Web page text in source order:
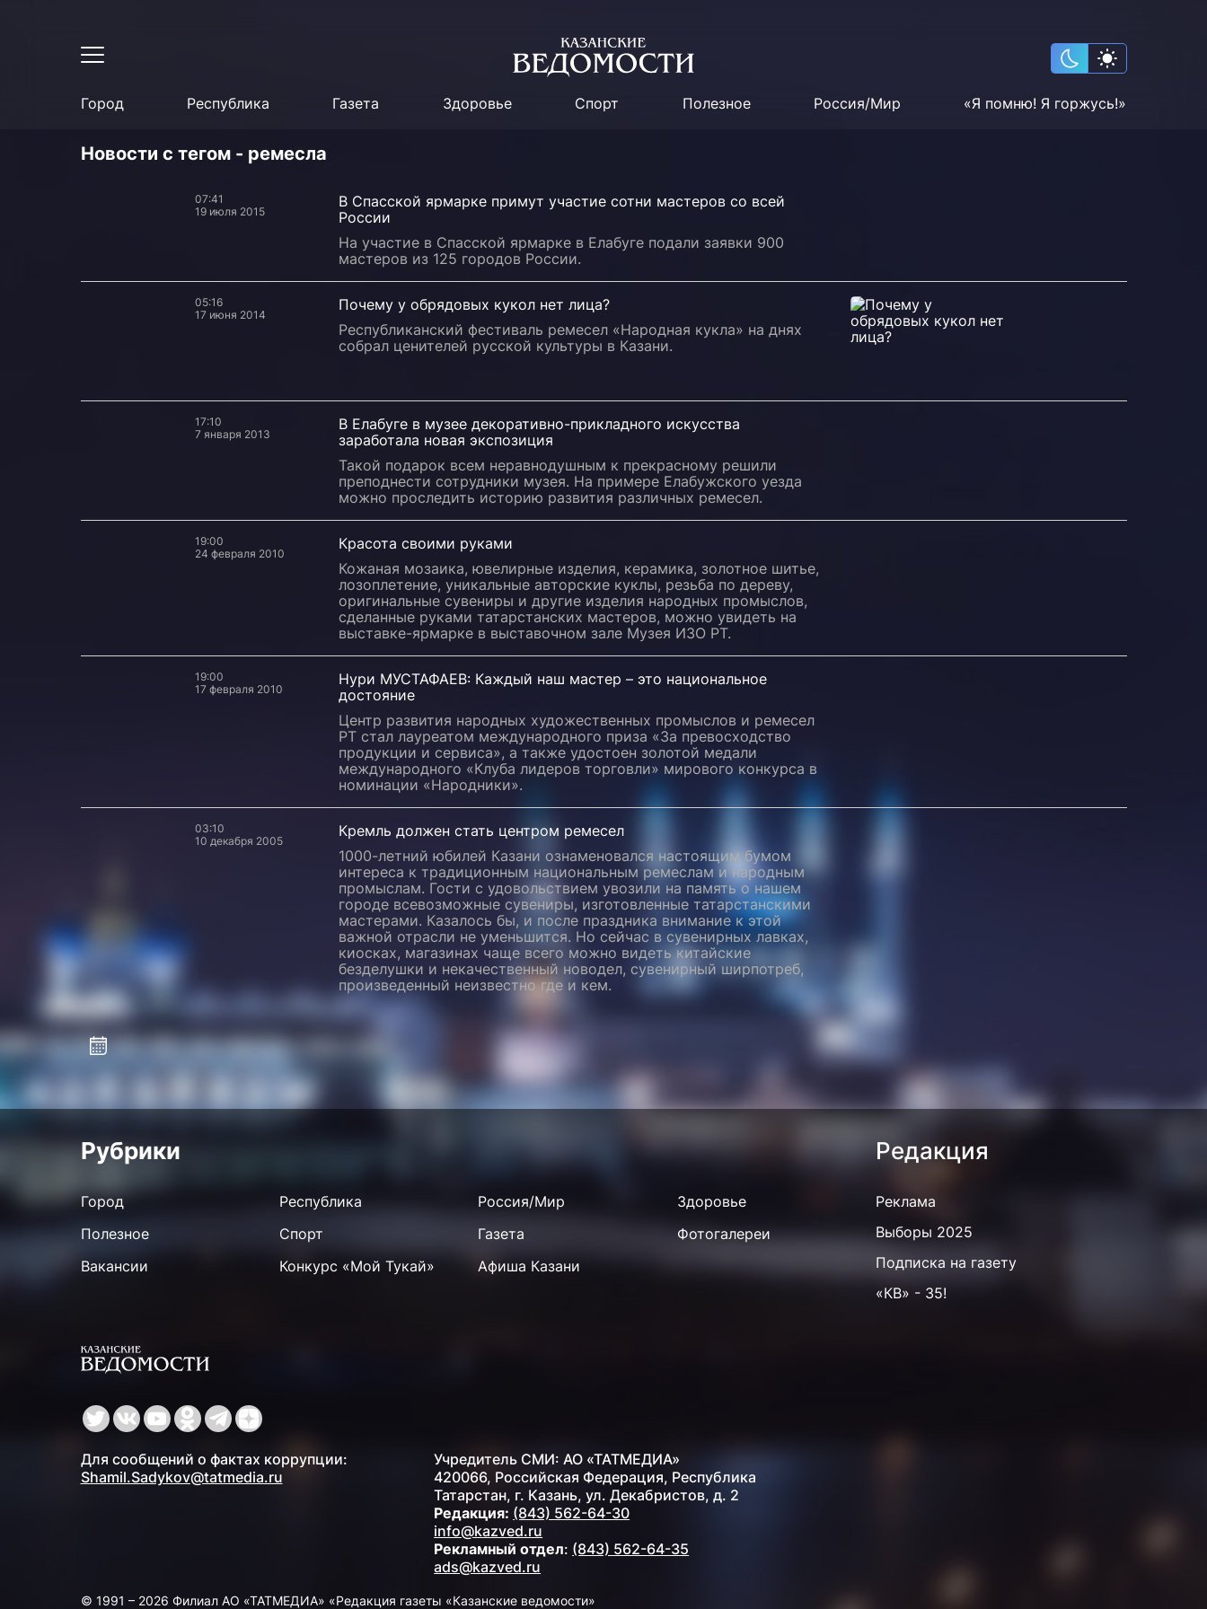
Город Республика Газета Здоровье Спорт Полезное Россия/Мир «Я помню! Я горжусь!»
Новости с тегом - ремесла
07:41
19 июля 2015
В Спасской ярмарке примут участие сотни мастеров со всей
России
На участие в Спасской ярмарке в Елабуге подали заявки 900
мастеров из 125 городов России.
05:16
17 июня 2014
Почему у обрядовых кукол нет лица?
Республиканский фестиваль ремесел «Народная кукла» на днях
собрал ценителей русской культуры в Казани.
17:10
7 января 2013
В Елабуге в музее декоративно-прикладного искусства
заработала новая экспозиция
Такой подарок всем неравнодушным к прекрасному решили
преподнести сотрудники музея. На примере Елабужского уезда
можно проследить историю развития различных ремесел.
19:00
24 февраля 2010
Красота своими руками
Кожаная мозаика, ювелирные изделия, керамика, золотное шитье,
лозоплетение, уникальные авторские куклы, резьба по дереву,
оригинальные сувениры и другие изделия народных промыслов,
сделанные руками татарстанских мастеров, можно увидеть на
выставке-ярмарке в выставочном зале Музея ИЗО РТ.
19:00
17 февраля 2010
Нури МУСТАФАЕВ: Каждый наш мастер – это национальное
достояние
Центр развития народных художественных промыслов и ремесел
РТ стал лауреатом международного приза «За превосходство
продукции и сервиса», а также удостоен золотой медали
международного «Клуба лидеров торговли» мирового конкурса в
номинации «Народники».
03:10
10 декабря 2005
Кремль должен стать центром ремесел
1000-летний юбилей Казани ознаменовался настоящим бумом
интереса к традиционным национальным ремеслам и народным
промыслам. Гости с удовольствием увозили на память о нашем
городе всевозможные сувениры, изготовленные татарстанскими
мастерами. Казалось бы, и после праздника внимание к этой
важной отрасли не уменьшится. Но сейчас в сувенирных лавках,
киосках, магазинах чаще всего можно видеть китайские
безделушки и некачественный новодел, сувенирный ширпотреб,
произведенный неизвестно где и кем.
Рубрики
Город Республика Россия/Мир
Здоровье
Полезное
Спорт Газета
Фотогалереи
Вакансии
Конкурс «Мой Тукай» Афиша Казани
Редакция
Реклама
Выборы 2025
Подписка на газету
«КВ» - 35!
Для сообщений о фактах коррупции:
Shamil.Sadykov@tatmedia.ru
Учредитель СМИ: АО «ТАТМЕДИА»
420066, Российская Федерация, Республика
Татарстан, г. Казань, ул. Декабристов, д. 2
Редакция: (843) 562-64-30
info@kazved.ru
Рекламный отдел: (843) 562-64-35
ads@kazved.ru
© 1991 – 2026 Филиал АО «ТАТМЕДИА» «Редакция газеты «Казанские ведомости»